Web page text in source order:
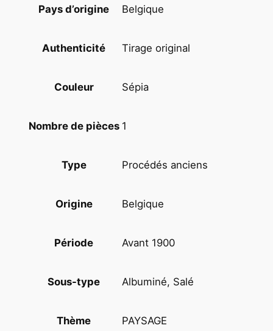
Pays d’origine Belgique
Authenticité Tirage original
Couleur Sépia
Nombre de pièces 1
Type Procédés anciens
Origine Belgique
Période Avant 1900
Sous-type Albuminé, Salé
Thème PAYSAGE